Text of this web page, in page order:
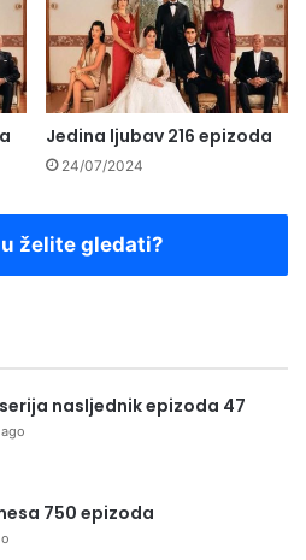
Jedina ljubav 216 epizoda
24/07/2024
želite gledati?
nasljednik epizoda 47
750 epizoda